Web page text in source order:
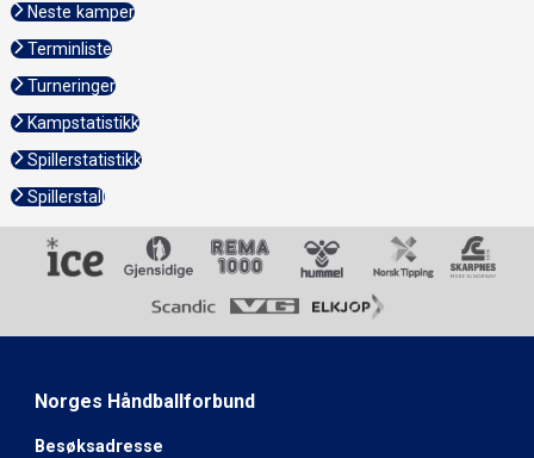
Neste kamper
Terminliste
Turneringer
Kampstatistikk
Spillerstatistikk
Spillerstall
Norges Håndballforbund
Besøksadresse